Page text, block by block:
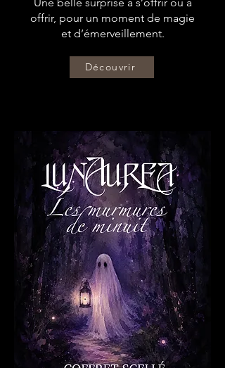
offrir, pour un moment de magie
et d’émerveillement.
Découvrir